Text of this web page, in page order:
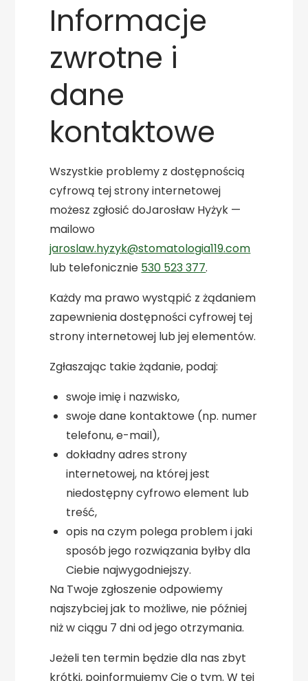
Informacje
zwrotne i
dane
kontaktowe
Wszystkie problemy z dostępnością
cyfrową tej strony internetowej
możesz zgłosić doJarosław Hyżyk —
mailowo
jaroslaw.hyzyk@stomatologia119.com
lub telefonicznie 530 523 377.
Każdy ma prawo wystąpić z żądaniem
zapewnienia dostępności cyfrowej tej
strony internetowej lub jej elementów.
Zgłaszając takie żądanie, podaj:
swoje imię i nazwisko,
swoje dane kontaktowe (np. numer
telefonu, e-mail),
dokładny adres strony
internetowej, na której jest
niedostępny cyfrowo element lub
treść,
opis na czym polega problem i jaki
sposób jego rozwiązania byłby dla
Ciebie najwygodniejszy.
Na Twoje zgłoszenie odpowiemy
najszybciej jak to możliwe, nie później
niż w ciągu 7 dni od jego otrzymania.
Jeżeli ten termin będzie dla nas zbyt
krótki, poinformujemy Cię o tym. W tej